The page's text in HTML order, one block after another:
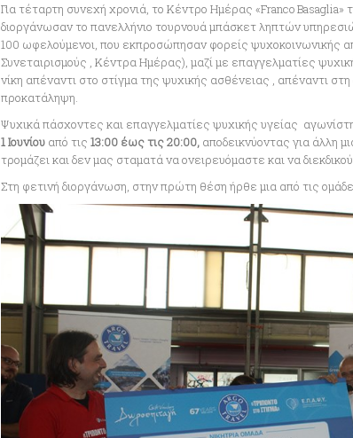
Για τέταρτη συνεχή χρονιά, το Κέντρο Ημέρας «Franco
διοργάνωσαν το πανελλήνιο τουρνουά μπάσκετ ληπτών
100 ωφελούμενοι, που εκπροσώπησαν φορείς ψυχοκοινωνικής
Συνεταιρισμούς , Κέντρα Ημέρας), μαζί με επαγγελματίες
νίκη απέναντι στο στίγμα της ψυχικής ασθένειας , απέναντι
προκατάληψη.
Ψυχικά πάσχοντες και επαγγελματίες ψυχικής υγείας
1 Ιουνίου από τις 13:00 έως τις 20:00, αποδεικνύοντας για άλλη
τρομάζει και δεν μας σταματά να ονειρευόμαστε και να
Στη φετινή διοργάνωση, στην πρώτη θέση ήρθε μια από τις